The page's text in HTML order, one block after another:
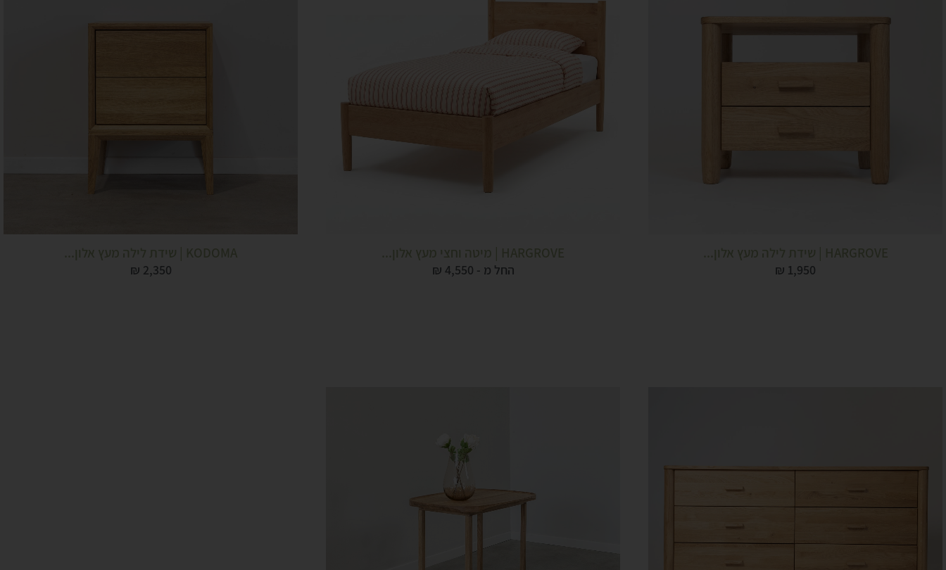
HARGROVE | שידת לילה מעץ אלון...
₪ 1,950
HARGROVE | מיטה וחצי מעץ אלון...
החל מ - ₪ 4,550
KODOMA | שידת לילה מעץ אלון...
₪ 2,350